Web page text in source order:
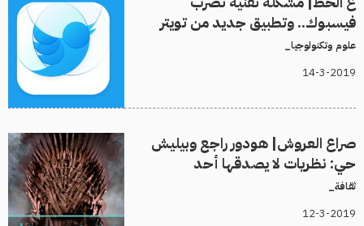
فيسبوك.. وتطبيق جديد من تويتر
علوم وتكنولوجيا_
14-3-2019
صراع العروش| هودور راجع وبيليش
حي: نظريات لا يصدقها أحد
ثقافة_
12-3-2019